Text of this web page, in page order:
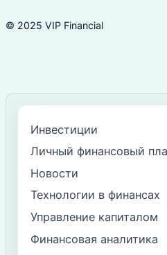
© 2025 VIP Financial
Инвестиции
Личный финансовый
Новости
Технологии в финансах
Управление капиталом
Финансовая аналитика